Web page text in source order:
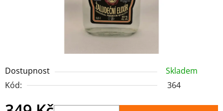
Dostupnost
Skladem
Kód:
364